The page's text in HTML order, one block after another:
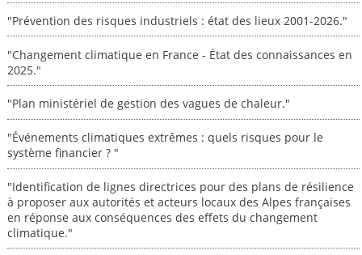
"Prévention des risques industriels : état des lieux 2001-2026."
"Changement climatique en France - État des connaissances en
2025."
"Plan ministériel de gestion des vagues de chaleur."
"Événements climatiques extrêmes : quels risques pour le
système financier ? "
"Identification de lignes directrices pour des plans de résilience
à proposer aux autorités et acteurs locaux des Alpes françaises
en réponse aux conséquences des effets du changement
climatique."